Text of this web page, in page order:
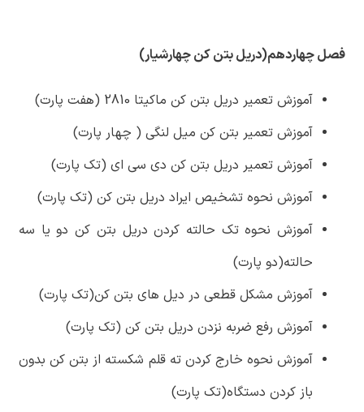
فصل چهاردهم(دریل بتن کن چهارشیار)
آموزش تعمیر دریل بتن کن ماکیتا 2810 (هفت پارت)
آموزش تعمیر بتن کن میل لنگی ( چهار پارت)
آموزش تعمیر دریل بتن کن دی سی ای (تک پارت)
آموزش نحوه تشخیص ایراد دریل بتن کن (تک پارت)
آموزش نحوه تک حالته کردن دریل بتن کن دو یا سه
حالته(دو پارت)
آموزش مشکل قطعی در دیل های بتن کن(تک پارت)
آموزش رفع ضربه نزدن دریل بتن کن (تک پارت)
آموزش نحوه خارج کردن ته قلم شکسته از بتن کن بدون
باز کردن دستگاه(تک پارت)